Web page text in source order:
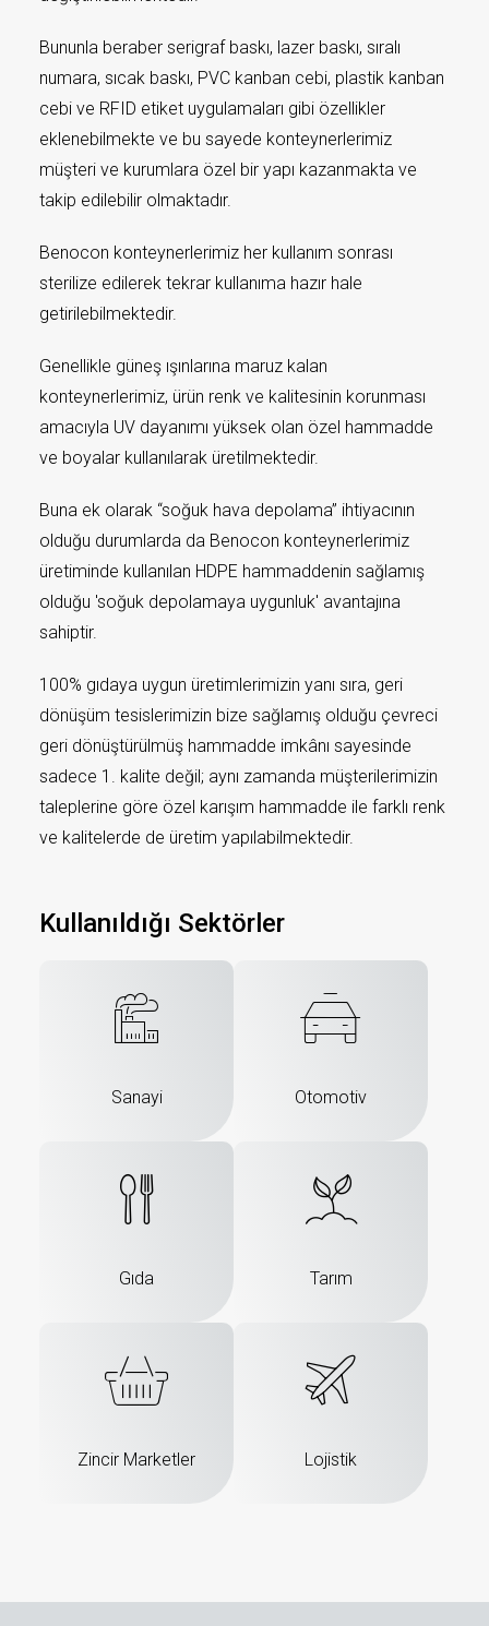
Bununla beraber serigraf baskı, lazer baskı, sıralı
numara, sıcak baskı, PVC kanban cebi, plastik kanban
cebi ve RFID etiket uygulamaları gibi özellikler
eklenebilmekte ve bu sayede konteynerlerimiz
müşteri ve kurumlara özel bir yapı kazanmakta ve
takip edilebilir olmaktadır.
Benocon konteynerlerimiz her kullanım sonrası
sterilize edilerek tekrar kullanıma hazır hale
getirilebilmektedir.
Genellikle güneş ışınlarına maruz kalan
konteynerlerimiz, ürün renk ve kalitesinin korunması
amacıyla UV dayanımı yüksek olan özel hammadde
ve boyalar kullanılarak üretilmektedir.
Buna ek olarak “soğuk hava depolama” ihtiyacının
olduğu durumlarda da Benocon konteynerlerimiz
üretiminde kullanılan HDPE hammaddenin sağlamış
olduğu 'soğuk depolamaya uygunluk' avantajına
sahiptir.
100% gıdaya uygun üretimlerimizin yanı sıra, geri
dönüşüm tesislerimizin bize sağlamış olduğu çevreci
geri dönüştürülmüş hammadde imkânı sayesinde
sadece 1. kalite değil; aynı zamanda müşterilerimizin
taleplerine göre özel karışım hammadde ile farklı renk
ve kalitelerde de üretim yapılabilmektedir.
Kullanıldığı Sektörler
Sanayi Otomotiv
Gıda Tarım
Zincir Marketler Lojistik